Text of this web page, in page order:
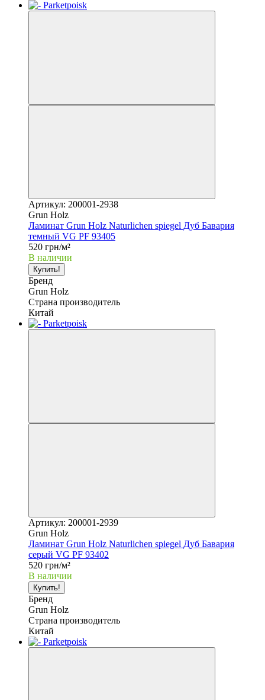
Артикул: 200001-2938
Grun Holz
Ламинат Grun Holz Naturlichen spiegel Дуб Бавария
темный VG PF 93405
520 грн/м²
В наличии
Купить!
Бренд
Grun Holz
Страна производитель
Китай
Артикул: 200001-2939
Grun Holz
Ламинат Grun Holz Naturlichen spiegel Дуб Бавария
серый VG PF 93402
520 грн/м²
В наличии
Купить!
Бренд
Grun Holz
Страна производитель
Китай